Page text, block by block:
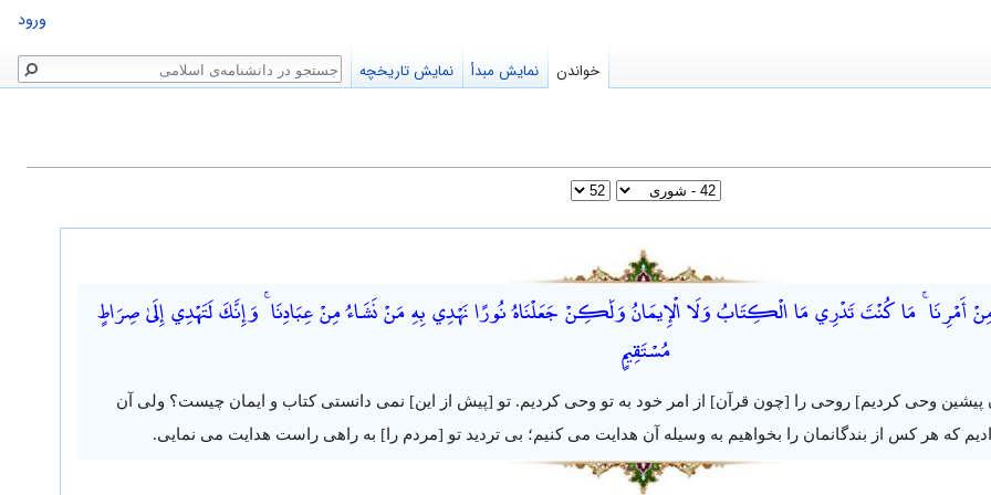
أَمْرِنَا ۚ مَا كُنْتَ تَدْرِي مَا الْكِتَابُ وَلَا الْإِيمَانُ وَلَٰكِنْ جَعَلْنَاهُ نُورًا نَهْدِي بِهِ مَنْ نَشَاءُ مِنْ عِبَادِنَا ۚ وَإِنَّكَ لَتَهْدِي إِلَىٰ صِرَاطٍ
مُسْتَقِيمٍ
پیشین وحی کردیم] روحی را [چون قرآن] از امر خود به تو وحی کردیم. تو [پیش از این] نمی دانستی کتاب و ایمان چیست؟ ولی آن
که هر کس از بندگانمان را بخواهیم به وسیله آن هدایت می کنیم؛ بی تردید تو [مردم را] به راهی راست هدایت می نمایی.
ورود
خواندن نمایش مبدأ نمایش تاریخچه جستجو